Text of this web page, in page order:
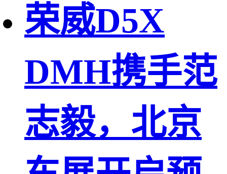
荣威D5X
DMH携手范
志毅，北京